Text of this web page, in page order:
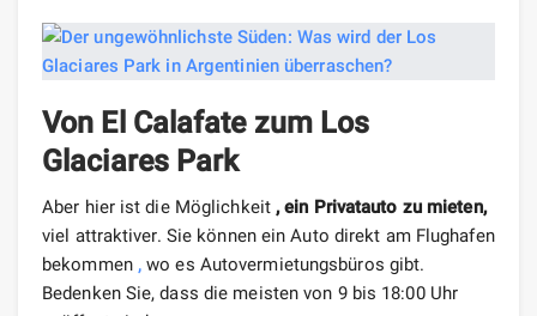
Von El Calafate zum Los
Glaciares Park
Aber hier ist die Möglichkeit , ein Privatauto zu mieten,
viel attraktiver. Sie können ein Auto direkt am Flughafen
bekommen , wo es Autovermietungsbüros gibt.
Bedenken Sie, dass die meisten von 9 bis 18:00 Uhr